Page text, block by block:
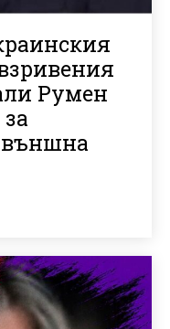
Румен
външна